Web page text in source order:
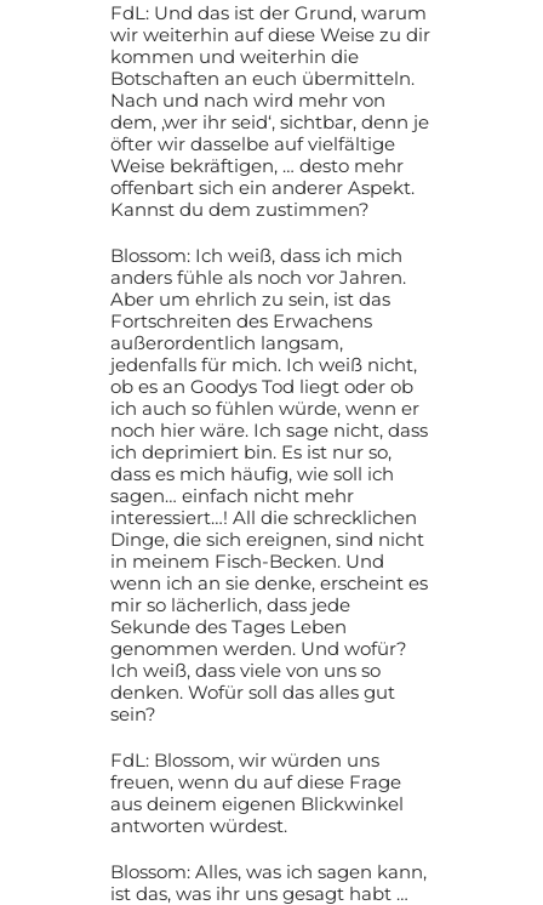
FdL: Und das ist der Grund, warum
wir weiterhin auf diese Weise zu dir
kommen und weiterhin die
Botschaften an euch übermitteln.
Nach und nach wird mehr von
dem, ‚wer ihr seid‘, sichtbar, denn je
öfter wir dasselbe auf vielfältige
Weise bekräftigen, … desto mehr
offenbart sich ein anderer Aspekt.
Kannst du dem zustimmen?
Blossom: Ich weiß, dass ich mich
anders fühle als noch vor Jahren.
Aber um ehrlich zu sein, ist das
Fortschreiten des Erwachens
außerordentlich langsam,
jedenfalls für mich. Ich weiß nicht,
ob es an Goodys Tod liegt oder ob
ich auch so fühlen würde, wenn er
noch hier wäre. Ich sage nicht, dass
ich deprimiert bin. Es ist nur so,
dass es mich häufig, wie soll ich
sagen… einfach nicht mehr
interessiert…! All die schrecklichen
Dinge, die sich ereignen, sind nicht
in meinem Fisch-Becken. Und
wenn ich an sie denke, erscheint es
mir so lächerlich, dass jede
Sekunde des Tages Leben
genommen werden. Und wofür?
Ich weiß, dass viele von uns so
denken. Wofür soll das alles gut
sein?
FdL: Blossom, wir würden uns
freuen, wenn du auf diese Frage
aus deinem eigenen Blickwinkel
antworten würdest.
Blossom: Alles, was ich sagen kann,
ist das, was ihr uns gesagt habt …